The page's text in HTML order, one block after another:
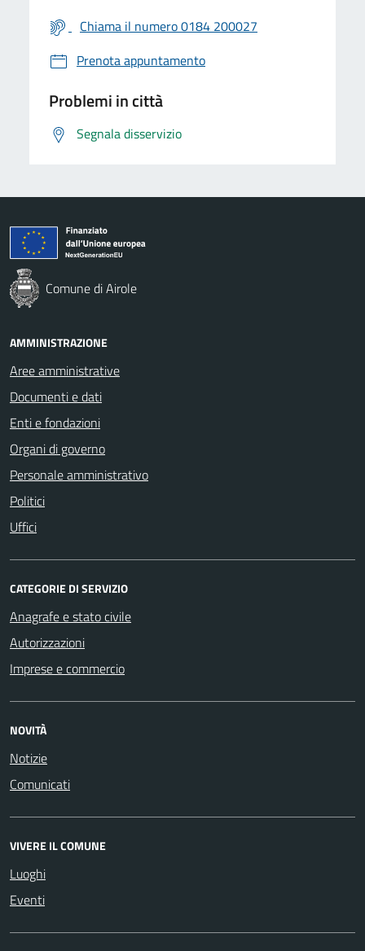
Chiama il numero 0184 200027
Prenota appuntamento
Problemi in città
Segnala disservizio
Comune di Airole
AMMINISTRAZIONE
Aree amministrative
Documenti e dati
Enti e fondazioni
Organi di governo
Personale amministrativo
Politici
Uffici
CATEGORIE DI SERVIZIO
Anagrafe e stato civile
Autorizzazioni
Imprese e commercio
NOVITÀ
Notizie
Comunicati
VIVERE IL COMUNE
Luoghi
Eventi